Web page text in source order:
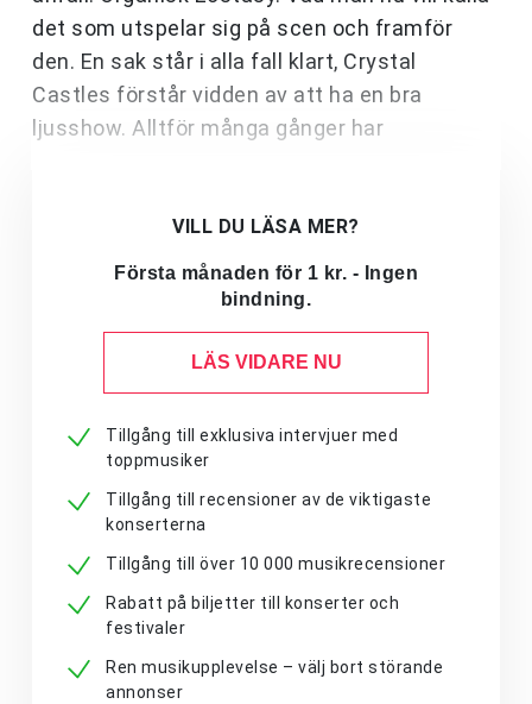
det som utspelar sig på scen och framför
den. En sak står i alla fall klart, Crystal
Castles förstår vidden av att ha en bra
ljusshow. Alltför många gånger har
VILL DU LÄSA MER?
Första månaden för 1 kr. - Ingen
bindning.
LÄS VIDARE NU
Tillgång till exklusiva intervjuer med
toppmusiker
Tillgång till recensioner av de viktigaste
konserterna
Tillgång till över 10 000 musikrecensioner
Rabatt på biljetter till konserter och
festivaler
Ren musikupplevelse – välj bort störande
annonser